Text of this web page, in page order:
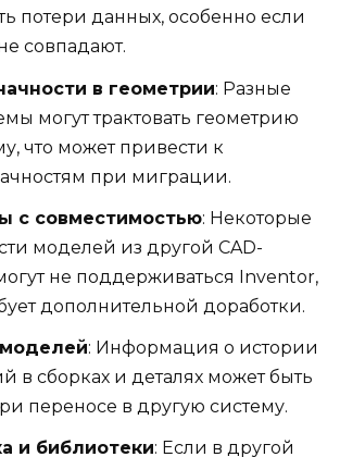
потери данных, особенно если
совпадают.
в геометрии: Разные
могут трактовать геометрию
что может привести к
при миграции.
с совместимостью: Некоторые
моделей из другой CAD-
не поддерживаться Inventor,
дополнительной доработки.
: Информация о истории
в сборках и деталях может быть
переносе в другую систему.
и библиотеки: Если в другой